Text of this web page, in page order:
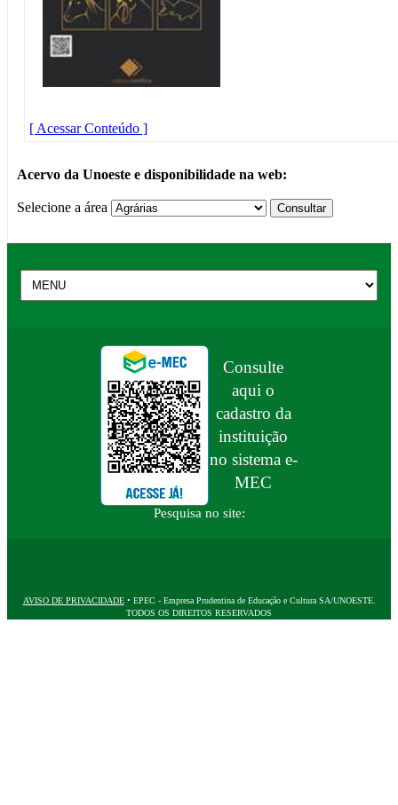
[ Acessar Conteúdo ]
Acervo da Unoeste e disponibilidade na web:
Selecione a área
Consulte
aqui o
cadastro da
instituição
no sistema e-
MEC
Pesquisa no site:
AVISO DE PRIVACIDADE• EPEC - Empresa Prudentina de Educação e Cultura SA/UNOESTE.
TODOS OS DIREITOS RESERVADOS